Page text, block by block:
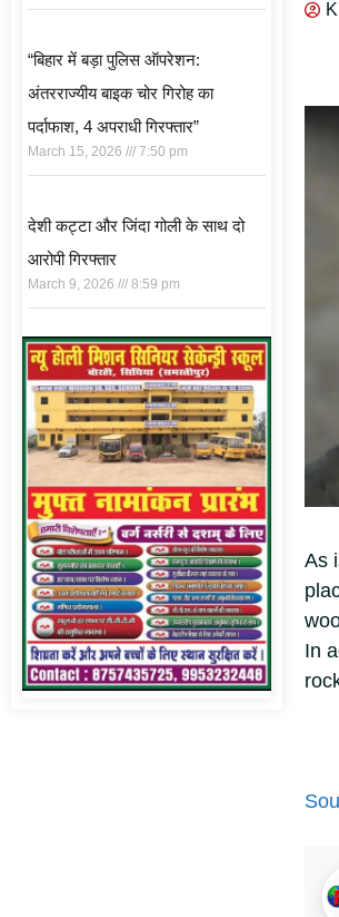
“बिहार में बड़ा पुलिस ऑपरेशन:
अंतरराज्यीय बाइक चोर गिरोह का
पर्दाफाश, 4 अपराधी गिरफ्तार”
March 15, 2026 7:50 pm
देशी कट्टा और जिंदा गोली के साथ दो
आरोपी गिरफ्तार
March 9, 2026 8:59 pm
As
In